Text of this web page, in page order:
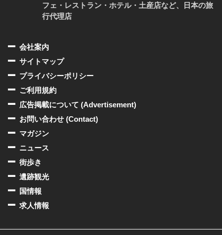
フェ・レストラン・ホテル・土産店など、日本の旅
行代理店
会社案内
サイトマップ
プライバシーポリシー
ご利用規約
広告掲載について (Advertisement)
お問い合わせ (Contact)
マガジン
ニュース
街歩き
遺跡観光
国情報
求人情報